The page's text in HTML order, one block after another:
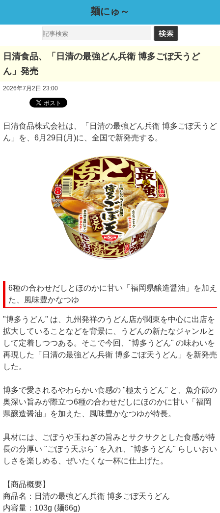
麺にゅ～
日清食品、「日清の最強どん兵衛 博多ごぼ天うど
ん」発売
2026年7月2日 23:00
日清食品株式会社は、「日清の最強どん兵衛 博多ごぼ天うど
ん」を、6月29日(月)に、全国で新発売する。
6種の合わせだしとほのかに甘い「福岡県醸造醤油」を加え
た、風味豊かなつゆ
"博多うどん" は、九州発祥のうどん店が関東を中心に出店を
拡大していることなどを背景に、うどんの新たなジャンルと
して定着しつつある。そこで今回、"博多うどん" の味わいを
再現した「日清の最強どん兵衛 博多ごぼ天うどん」を新発売
した。
博多で愛されるやわらかい食感の "極太うどん" と、魚介節の
奥深い旨みが際立つ6種の合わせだしにほのかに甘い「福岡
県醸造醤油」を加えた、風味豊かなつゆが特長。
具材には、ごぼうや玉ねぎの旨みとサクサクとした食感が特
長の分厚い "ごぼう天ぷら" を入れ、"博多うどん" らしいおい
しさを楽しめる、ぜいたくな一杯に仕上げた。
【商品概要】
商品名：日清の最強どん兵衛 博多ごぼ天うどん
内容量：103g (麺66g)